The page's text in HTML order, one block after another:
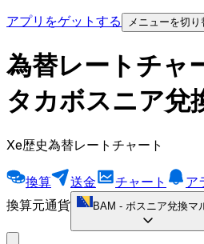
アプリをゲットする
メニューを切り
為替レートチャ
タカボスニア兌
Xe歴史為替レートチャート
換算 送金 チャート
ア
換算元通貨
BAM - ボスニア兌換マ